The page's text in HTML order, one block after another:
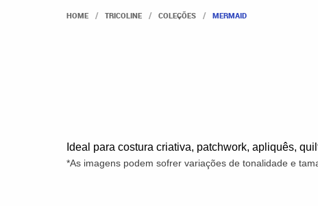
HOME TRICOLINE COLEÇÕES MERMAID
Ideal para costura criativa, patchwork, apliquês,
*As imagens podem sofrer variações de tonalidade e